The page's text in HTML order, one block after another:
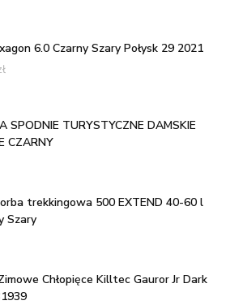
6.0 Czarny Szary Połysk 29 2021
SPODNIE TURYSTYCZNE DAMSKIE
CZARNY
trekkingowa 500 EXTEND 40-60 l
Szary
Chłopięce Killtec Gauror Jr Dark